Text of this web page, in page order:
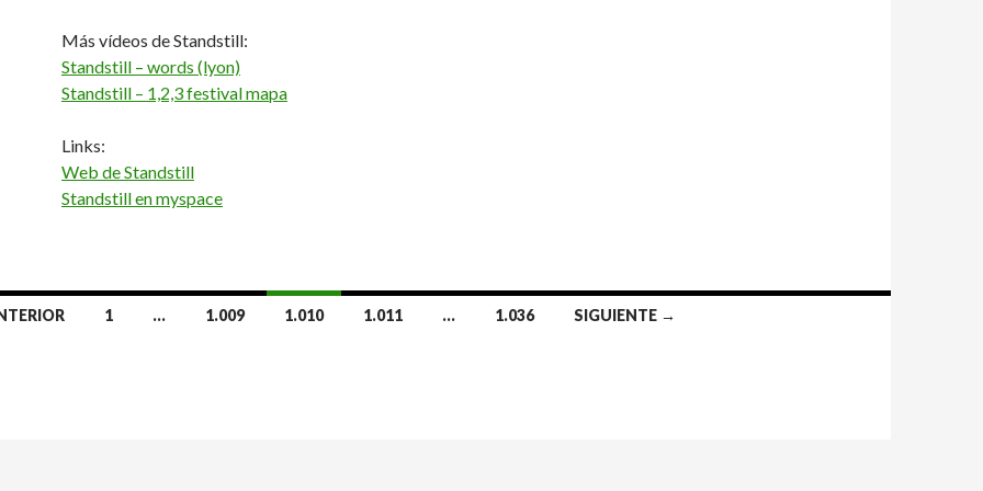
Más vídeos de Standstill:
Standstill – words (lyon)
Standstill – 1,2,3 festival mapa
Links:
Web de Standstill
Standstill en myspace
1 … 1.009 1.010 1.011 … 1.036 SIGUIENTE →